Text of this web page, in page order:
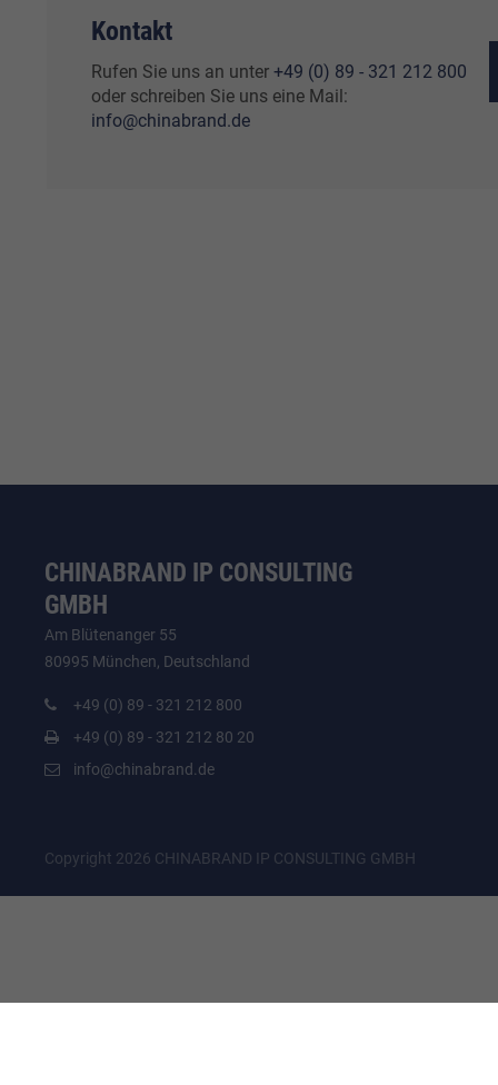
Kontakt
Rufen Sie uns an unter +49 (0) 89 - 321 212 800
oder schreiben Sie uns eine Mail:
info@chinabrand.de
CHINABRAND IP CONSULTING
GMBH
Am Blütenanger 55
80995 München, Deutschland
+49 (0) 89 - 321 212 800
+49 (0) 89 - 321 212 80 20
info@chinabrand.de
Copyright 2026 CHINABRAND IP CONSULTING GMBH